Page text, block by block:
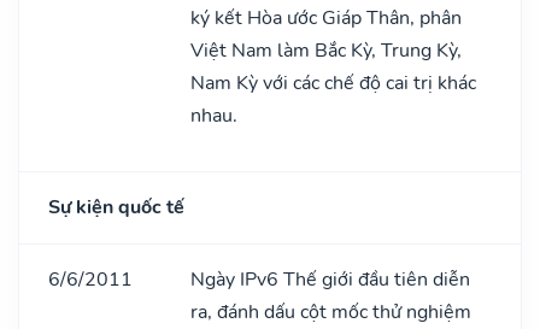
ký kết Hòa ước Giáp Thân, phân
Việt Nam làm Bắc Kỳ, Trung Kỳ,
Nam Kỳ với các chế độ cai trị khác
nhau.
Sự kiện quốc tế
6/6/2011
Ngày IPv6 Thế giới đầu tiên diễn
ra, đánh dấu cột mốc thử nghiệm